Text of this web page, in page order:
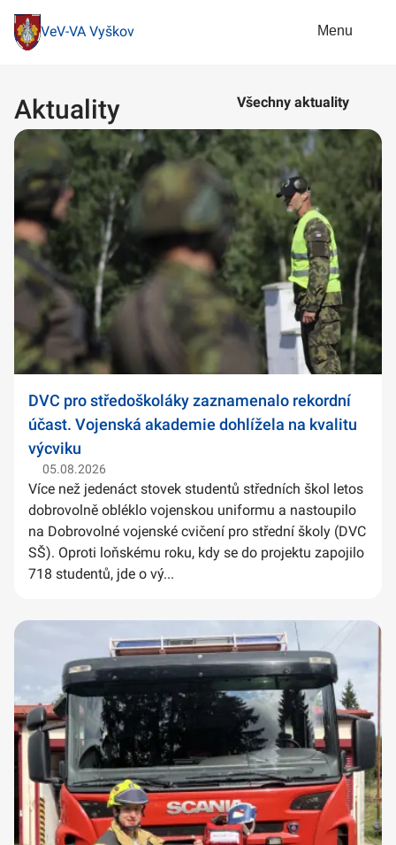
VeV-VA Vyškov Menu
Aktuality Všechny aktuality
DVC pro středoškoláky zaznamenalo rekordní
účast. Vojenská akademie dohlížela na kvalitu
výcviku
05.08.2026
Více než jedenáct stovek studentů středních škol letos
dobrovolně obléklo vojenskou uniformu a nastoupilo
na Dobrovolné vojenské cvičení pro střední školy (DVC
SŠ). Oproti loňskému roku, kdy se do projektu zapojilo
718 studentů, jde o vý...